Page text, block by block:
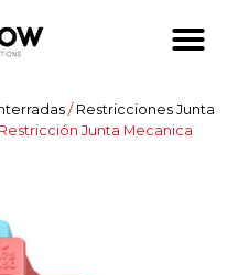
/ Restricciones Junta
Junta Mecanica